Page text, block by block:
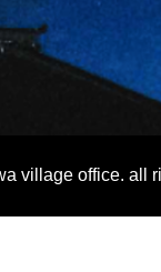
village office. all